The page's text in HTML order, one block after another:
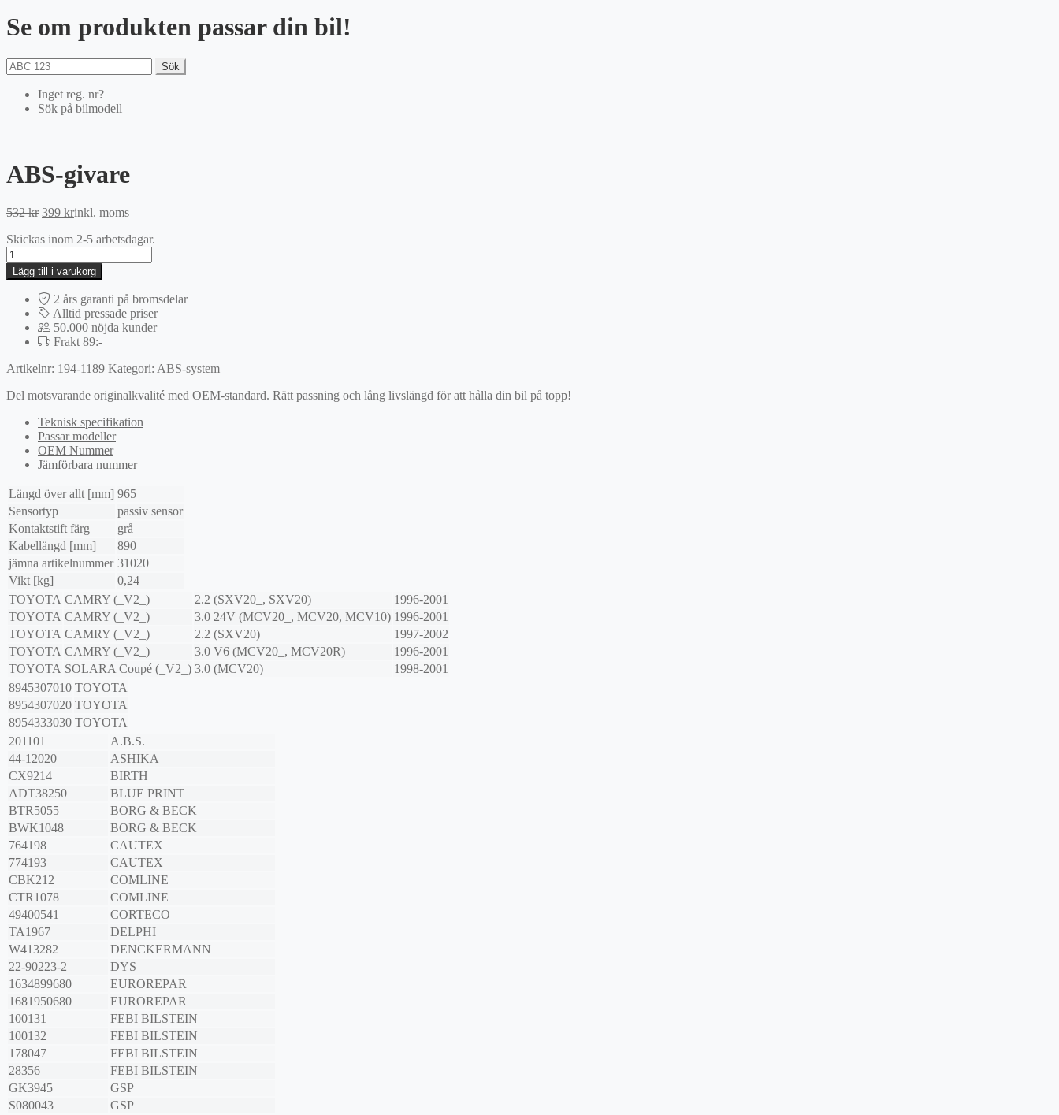
Se om produkten passar din bil!
Sök
Inget reg. nr?
Sök på bilmodell
ABS-givare
532kr Det
priset
532 kr.
399 krDet
priset
399 kr.
inkl. moms
Skickas inom 2-5 arbetsdagar.
ABS-
givare
mängd
Lägg till i varukorg
2 års garanti på bromsdelar
Alltid pressade priser
50.000 nöjda kunder
Frakt 89:-
Artikelnr: 194-1189 Kategori: ABS-system
Del motsvarande originalkvalité med OEM-standard. Rätt passning och lång livslängd för att hålla din bil på topp!
Teknisk specifikation
Passar modeller
OEM Nummer
Jämförbara nummer
Längd över allt [mm] 965
Sensortyp
passiv sensor
Kontaktstift färg
grå
Kabellängd [mm]
890
jämna artikelnummer 31020
Vikt [kg]
0,24
TOYOTA CAMRY (_V2_) 2.2 (SXV20_, SXV20)
1996-2001
TOYOTA CAMRY (_V2_) 3.0 24V (MCV20_, MCV20, MCV10) 1996-2001
TOYOTA CAMRY (_V2_) 2.2 (SXV20)
1997-2002
TOYOTA CAMRY (_V2_) 3.0 V6 (MCV20_, MCV20R)
1996-2001
TOYOTA SOLARA Coupé (_V2_) 3.0 (MCV20)
1998-2001
8945307010 TOYOTA
8954307020 TOYOTA
8954333030 TOYOTA
201101
A.B.S.
44-12020
ASHIKA
CX9214
BIRTH
ADT38250
BLUE PRINT
BTR5055
BORG & BECK
BWK1048
BORG & BECK
764198
CAUTEX
774193
CAUTEX
CBK212
COMLINE
CTR1078
COMLINE
49400541
CORTECO
TA1967
DELPHI
W413282
DENCKERMANN
22-90223-2
DYS
1634899680
EUROREPAR
1681950680
EUROREPAR
100131
FEBI BILSTEIN
100132
FEBI BILSTEIN
178047
FEBI BILSTEIN
28356
FEBI BILSTEIN
GK3945
GSP
S080043
GSP